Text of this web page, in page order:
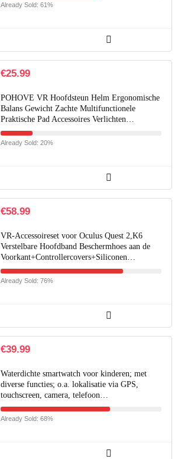
Already Sold: 61%
€25.99
POHOVE VR Hoofdsteun Helm Ergonomische
Balans Gewicht Zachte Multifunctionele
Praktische Pad Accessoires Verlichten…
Already Sold: 20%
€58.99
VR-Accessoireset voor Oculus Quest 2,K6
Verstelbare Hoofdband Beschermhoes aan de
Voorkant+Controllercovers+Siliconen…
Already Sold: 76%
€39.99
Waterdichte smartwatch voor kinderen; met
diverse functies; o.a. lokalisatie via GPS,
touchscreen, camera, telefoon…
Already Sold: 68%